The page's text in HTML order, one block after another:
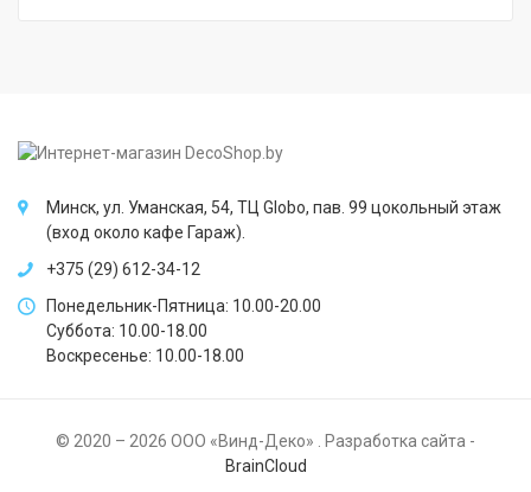
Минск, ул. Уманская, 54, ТЦ Globo, пав. 99 цокольный этаж
(вход около кафе Гараж).
+375 (29) 612-34-12
Понедельник-Пятница: 10.00-20.00
Суббота: 10.00-18.00
Воскресенье: 10.00-18.00
© 2020 – 2026 ООО «Винд-Деко» . Разработка сайта -
BrainCloud